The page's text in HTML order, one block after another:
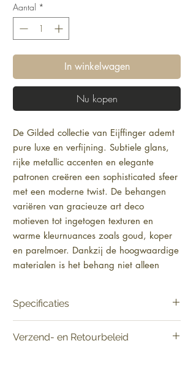
Aantal *
In winkelwagen
Nu kopen
De Gilded collectie van Eijffinger ademt
pure luxe en verfijning. Subtiele glans,
rijke metallic accenten en elegante
patronen creëren een sophisticated sfeer
met een moderne twist. De behangen
variëren van gracieuze art deco
motieven tot ingetogen texturen en
warme kleurnuances zoals goud, koper
en parelmoer. Dankzij de hoogwaardige
materialen is het behang niet alleen
komt uitstekend tot zijn recht in een
woonkamer, slaapkamer of luxe
ontvangstruimte waar je een vleugje
Specificaties
Materiaal ondergrond:Vlies [Smartpaper]
Verzend- en Retourbeleid